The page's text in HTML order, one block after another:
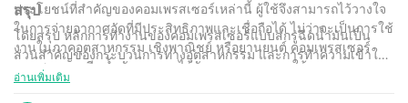
ประโยชน์ที่สำคัญของคอมเพรสเซอร์เหล่านี้ ผู้ใช้จึงสามารถไว้วางใจ
ในการจ่ายอากาศอัดที่มีประสิทธิภาพและเชื่อถือได้ ไม่ว่าจะเป็นการใช้
งานในภาคอุตสาหกรรม เชิงพาณิชย์ หรือยานยนต์ คอมเพรสเซอร์
แบบสกรูแบบฉีดน้ำมันของเราได้รับการออกแบบมาให้มอบ
ประสิทธิภาพที่โดดเด่นและมีส่วนช่วยในการผลิตโดยรวม
สรุป
โดยสรุป หลักการทำงานของคอมเพรสเซอร์แบบสกรูฉีดน้ำมันเป็น
ส่วนสำคัญของกระบวนการทางอุตสาหกรรม และการทำความเข้าใจ
ฟังก์ชันการทำงานของปั๊มก็เป็นสิ่งจำเป็นสำหรับการรักษา
อ่านเพิ่มเติม